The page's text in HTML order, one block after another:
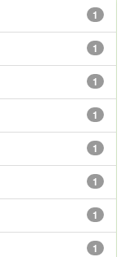
1
1
1
1
1
1
1
1